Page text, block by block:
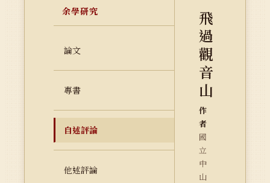
余學研究
論文
專書
自述評論
他述評論
飛
過
觀
音
山
作
者
國
立
中
山